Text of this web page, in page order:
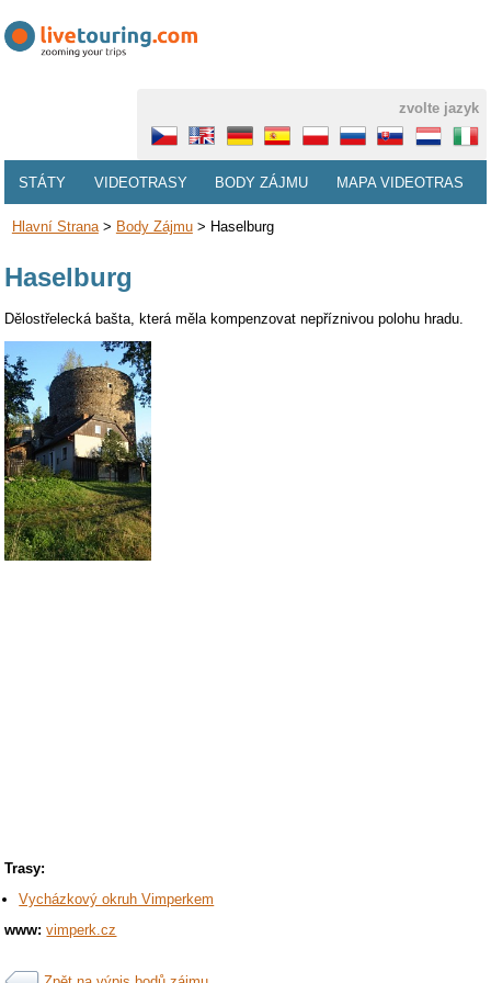
zvolte jazyk
STÁTY VIDEOTRASY BODY ZÁJMU MAPA VIDEOTRAS
Hlavní Strana> Body Zájmu> Haselburg
Haselburg
Dělostřelecká bašta, která měla kompenzovat nepříznivou polohu hradu.
Trasy:
Vycházkový okruh Vimperkem
www: vimperk.cz